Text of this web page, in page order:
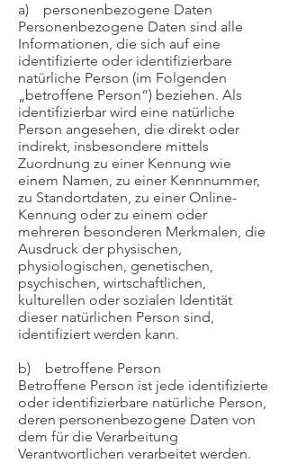
a) personenbezogene Daten
Personenbezogene Daten sind alle
Informationen, die sich auf eine
identifizierte oder identifizierbare
natürliche Person (im Folgenden
„betroffene Person“) beziehen. Als
identifizierbar wird eine natürliche
Person angesehen, die direkt oder
indirekt, insbesondere mittels
Zuordnung zu einer Kennung wie
einem Namen, zu einer Kennnummer,
zu Standortdaten, zu einer Online-
Kennung oder zu einem oder
mehreren besonderen Merkmalen, die
Ausdruck der physischen,
physiologischen, genetischen,
psychischen, wirtschaftlichen,
kulturellen oder sozialen Identität
dieser natürlichen Person sind,
identifiziert werden kann.
b) betroffene Person
Betroffene Person ist jede identifizierte
oder identifizierbare natürliche Person,
deren personenbezogene Daten von
dem für die Verarbeitung
Verantwortlichen verarbeitet werden.